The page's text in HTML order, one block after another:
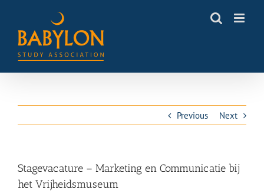
content
Previous Next
Stagevacature – Marketing en Communicatie bij
het Vrijheidsmuseum